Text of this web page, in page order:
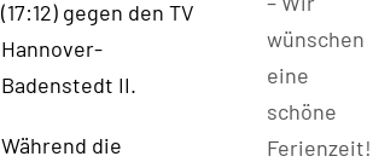
(17:12) gegen den TV
Hannover-
Badenstedt II.
Während die
wünschen
eine
schöne
Ferienzeit!